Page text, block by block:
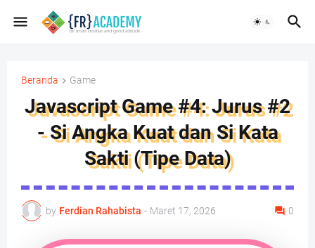
Beranda Game
Javascript Game #4: Jurus #2
- Si Angka Kuat dan Si Kata
Sakti (Tipe Data)
by Ferdian Rahabista - Maret 17, 2026 0